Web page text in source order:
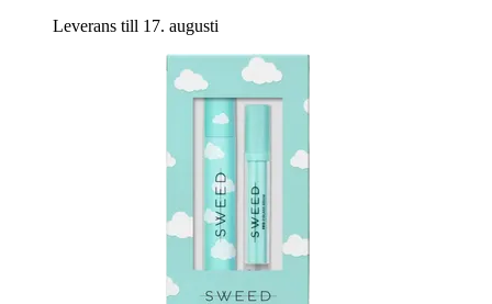
Leverans till 17. augusti